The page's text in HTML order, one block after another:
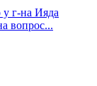
г-на Ияда
вопрос...